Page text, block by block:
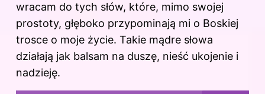
wracam do tych słów, które, mimo swojej
prostoty, głęboko przypominają mi o Boskiej
trosce o moje życie. Takie mądre słowa
działają jak balsam na duszę, nieść ukojenie i
nadzieję.